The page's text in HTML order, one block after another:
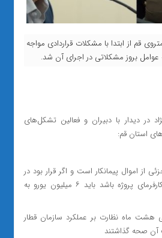
قم از ابتدا با مشکلات قراردادی مواجه
بروز مشکلاتی در اجرای آن شد.
در دیدار با دبیران و فعالین تشکل‌های
استان قم:
از اموال پیمانکار است و اگر قرار بود در
مالکیت شهرداری به‌عنوان کارفرمای پروژه باشد باید ۶ میلیون یورو به
هشت ماه نظارت بر عملکرد سازمان قطار
آن صحه گذاشتند